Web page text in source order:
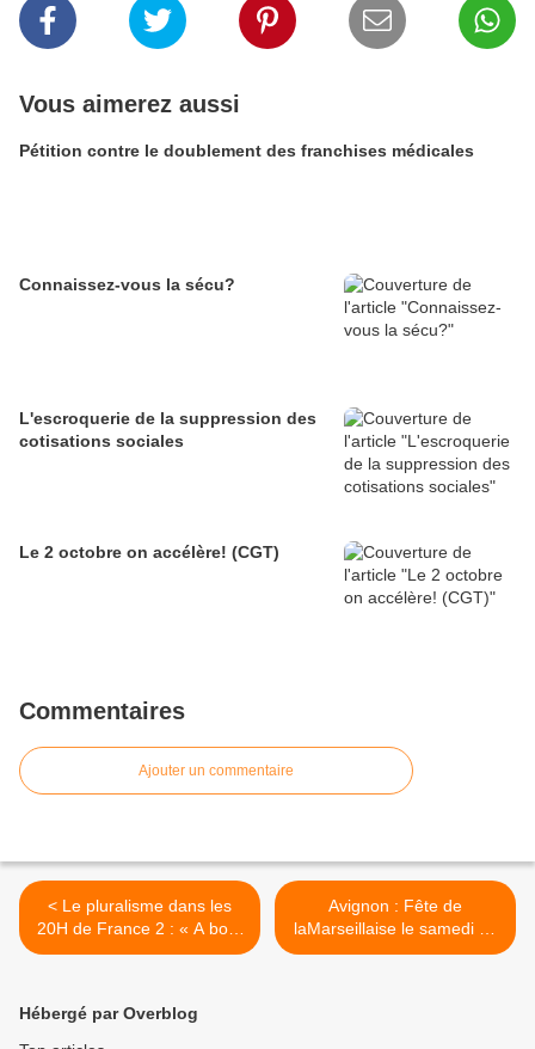
Vous aimerez aussi
Pétition contre le doublement des franchises médicales
Connaissez-vous la sécu?
L'escroquerie de la suppression des
cotisations sociales
Le 2 octobre on accélère! (CGT)
Commentaires
Ajouter un commentaire
< Le pluralisme dans les
20H de France 2 : « A bout
de souffle...! »
Avignon : Fête de
laMarseillaise le samedi 18
juin >
Hébergé par Overblog